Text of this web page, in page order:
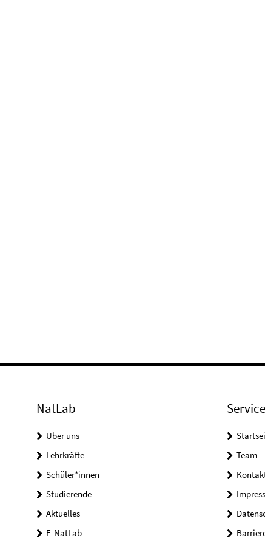
NatLab
Über uns
Lehrkräfte
Schüler*innen
Studierende
Aktuelles
E-NatLab
Team